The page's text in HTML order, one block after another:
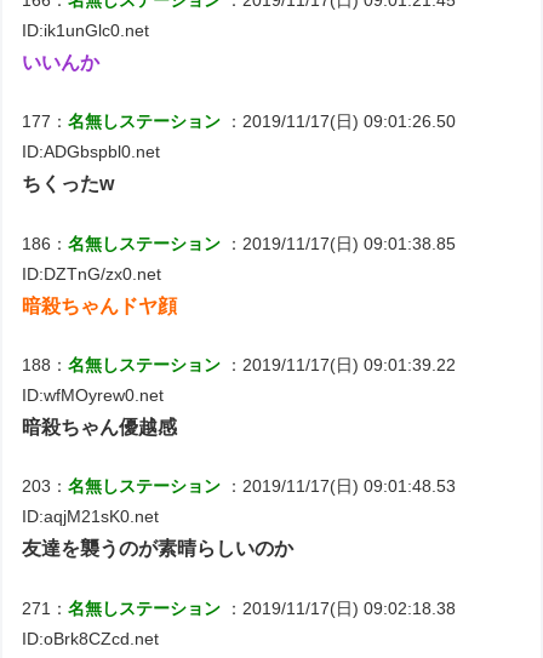
ID:ik1unGlc0.net
いいんか
177：名無しステーション
：2019/11/17(日) 09:01:26.50
ID:ADGbspbl0.net
ちくったw
186：名無しステーション
：2019/11/17(日) 09:01:38.85
ID:DZTnG/zx0.net
暗殺ちゃんドヤ顔
188：名無しステーション
：2019/11/17(日) 09:01:39.22
ID:wfMOyrew0.net
暗殺ちゃん優越感
203：名無しステーション
：2019/11/17(日) 09:01:48.53
ID:aqjM21sK0.net
友達を襲うのが素晴らしいのか
271：名無しステーション
：2019/11/17(日) 09:02:18.38
ID:oBrk8CZcd.net